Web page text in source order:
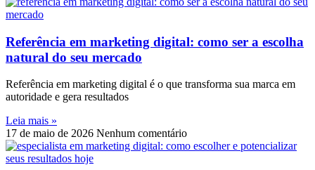
Referência em marketing digital: como ser a escolha
natural do seu mercado
Referência em marketing digital é o que transforma sua marca em
autoridade e gera resultados
Leia mais »
17 de maio de 2026 Nenhum comentário